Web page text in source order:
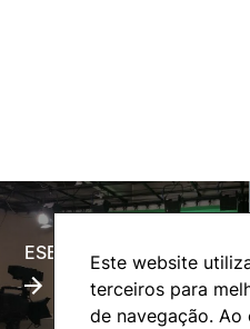
Este website
terceiros para
de navegação. Ao
ESECTV